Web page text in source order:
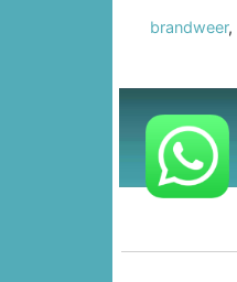
brandweer,